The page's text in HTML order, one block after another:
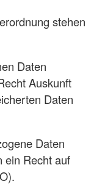
stehen
Daten
Auskunft
Daten
Daten
ein Recht auf